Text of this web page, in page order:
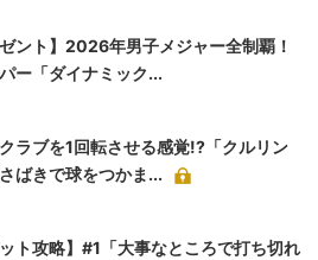
ゼント】2026年男子メジャー全制覇！
ー「ダイナミック...
ラブを1回転させる感覚!?「クルリン
ばきで球をつかま...
ット攻略】#1「大事なところで打ち切れ